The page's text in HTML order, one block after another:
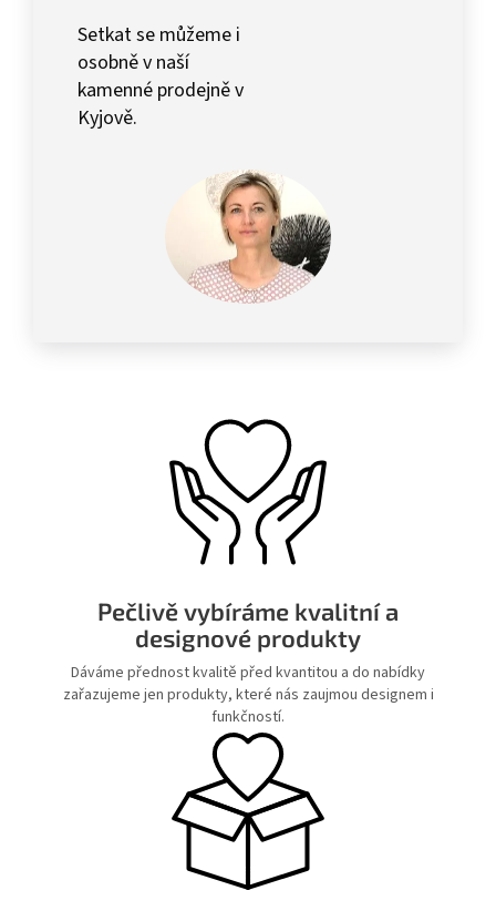
Setkat se můžeme i
osobně v naší
kamenné prodejně v
Kyjově.
Pečlivě vybíráme kvalitní a
designové produkty
Dáváme přednost kvalitě před kvantitou a do nabídky
zařazujeme jen produkty, které nás zaujmou designem i
funkčností.